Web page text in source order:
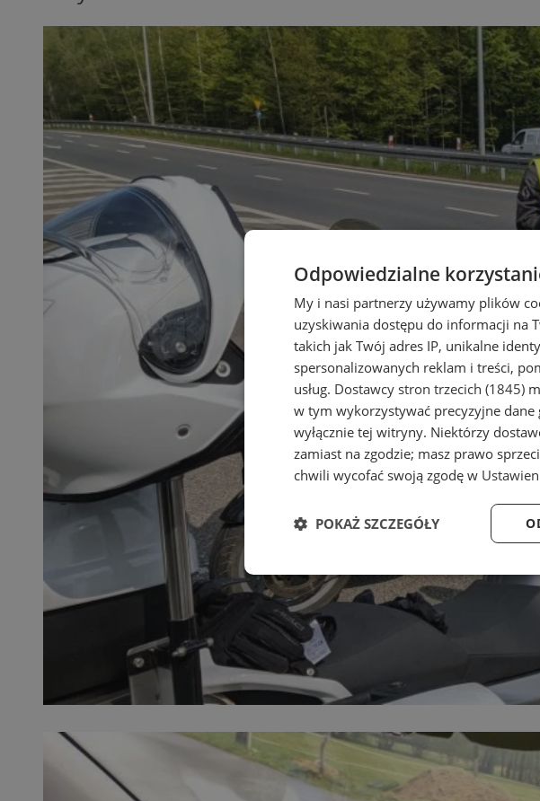
Odpowiedzialne
My i nasi partnerzy używamy plików
uzyskiwania dostępu do informacji na
takich jak Twój adres IP, unikalne
spersonalizowanych reklam i treści,
usług. Dostawcy stron trzecich (1845)
w tym wykorzystywać precyzyjne
wyłącznie tej witryny. Niektórzy
zamiast na zgodzie; masz prawo
chwili wycofać swoją zgodę w
POKAŻ SZCZEGÓŁY
Niezbędne Wydajność
Niezbędne Wydajność
Niezbędne pliki cookie umożliwiają korzystanie
zarządzanie kontem. Bez niezbędnych plików
Nazwa